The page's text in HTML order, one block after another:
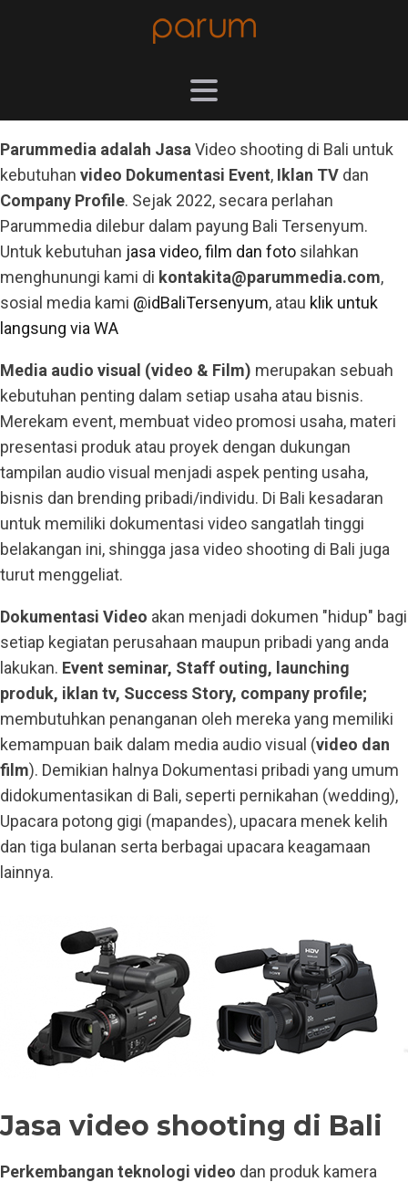
Parummedia adalah Jasa Video shooting di Bali untuk
kebutuhan video Dokumentasi Event, Iklan TV dan
Company Profile. Sejak 2022, secara perlahan
Parummedia dilebur dalam payung Bali Tersenyum.
Untuk kebutuhan jasa video, film dan foto silahkan
menghunungi kami di kontakita@parummedia.com,
sosial media kami @idBaliTersenyum, atau klik untuk
langsung via WA
Media audio visual (video & Film) merupakan sebuah
kebutuhan penting dalam setiap usaha atau bisnis.
Merekam event, membuat video promosi usaha, materi
presentasi produk atau proyek dengan dukungan
tampilan audio visual menjadi aspek penting usaha,
bisnis dan brending pribadi/individu. Di Bali kesadaran
untuk memiliki dokumentasi video sangatlah tinggi
belakangan ini, shingga jasa video shooting di Bali juga
turut menggeliat.
Dokumentasi Video akan menjadi dokumen "hidup" bagi
setiap kegiatan perusahaan maupun pribadi yang anda
lakukan. Event seminar, Staff outing, launching
produk, iklan tv, Success Story, company profile;
membutuhkan penanganan oleh mereka yang memiliki
kemampuan baik dalam media audio visual (video dan
film). Demikian halnya Dokumentasi pribadi yang umum
didokumentasikan di Bali, seperti pernikahan (wedding),
Upacara potong gigi (mapandes), upacara menek kelih
dan tiga bulanan serta berbagai upacara keagamaan
lainnya.
Jasa video shooting di Bali
Perkembangan teknologi video dan produk kamera